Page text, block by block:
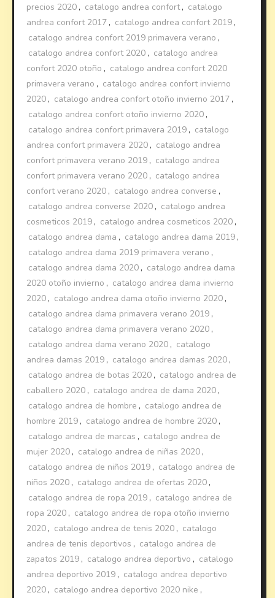
precios 2020 , catalogo andrea confort, catalogo
andrea confort 2017 , catalogo andrea confort 2019 ,
catalogo andrea confort 2019 primavera verano ,
catalogo andrea confort 2020 , catalogo andrea
confort 2020 otoño , catalogo andrea confort 2020
primavera verano , catalogo andrea confort invierno
2020 , catalogo andrea confort otoño invierno 2017 ,
catalogo andrea confort otoño invierno 2020 ,
catalogo andrea confort primavera 2019 , catalogo
andrea confort primavera 2020 , catalogo andrea
confort primavera verano 2019 , catalogo andrea
confort primavera verano 2020 , catalogo andrea
confort verano 2020 , catalogo andrea converse ,
catalogo andrea converse 2020 , catalogo andrea
cosmeticos 2019 , catalogo andrea cosmeticos 2020 ,
catalogo andrea dama , catalogo andrea dama 2019 ,
catalogo andrea dama 2019 primavera verano ,
catalogo andrea dama 2020 , catalogo andrea dama
2020 otoño invierno , catalogo andrea dama invierno
2020 , catalogo andrea dama otoño invierno 2020 ,
catalogo andrea dama primavera verano 2019 ,
catalogo andrea dama primavera verano 2020 ,
catalogo andrea dama verano 2020 , catalogo
andrea damas 2019 , catalogo andrea damas 2020 ,
catalogo andrea de botas 2020 , catalogo andrea de
caballero 2020 , catalogo andrea de dama 2020 ,
catalogo andrea de hombre , catalogo andrea de
hombre 2019 , catalogo andrea de hombre 2020 ,
catalogo andrea de marcas , catalogo andrea de
mujer 2020 , catalogo andrea de niñas 2020 ,
catalogo andrea de niños 2019 , catalogo andrea de
niños 2020 , catalogo andrea de ofertas 2020 ,
catalogo andrea de ropa 2019 , catalogo andrea de
ropa 2020 , catalogo andrea de ropa otoño invierno
2020 , catalogo andrea de tenis 2020 , catalogo
andrea de tenis deportivos , catalogo andrea de
zapatos 2019 , catalogo andrea deportivo , catalogo
andrea deportivo 2019 , catalogo andrea deportivo
2020 , catalogo andrea deportivo 2020 nike ,